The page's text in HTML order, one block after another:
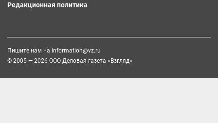
Редакционная политика
Пишите нам на information@vz.ru
© 2005 — 2026 ООО Деловая газета «Взгляд»